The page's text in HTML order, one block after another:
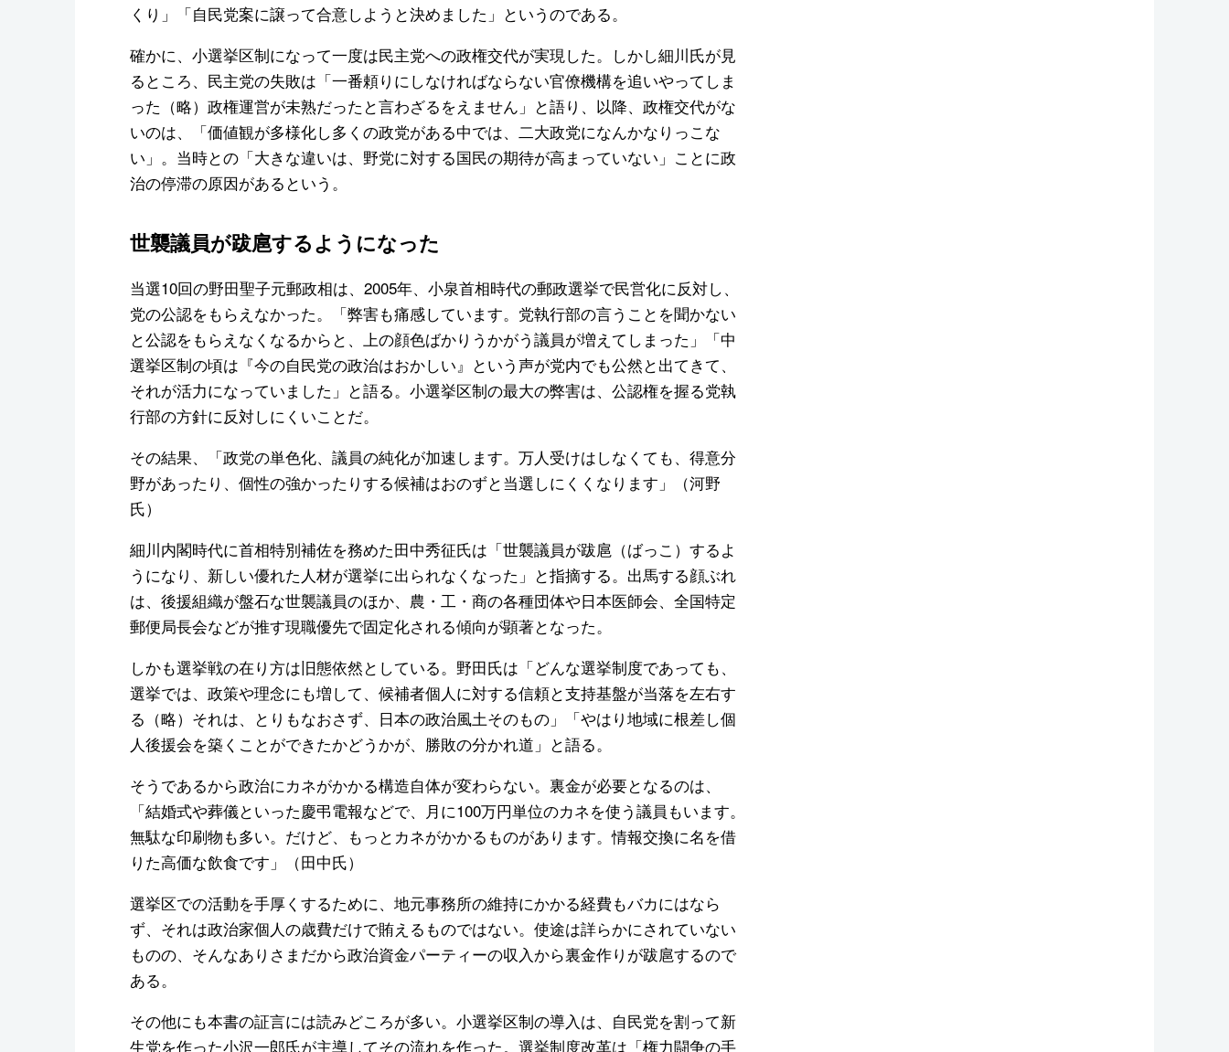
くり」「自民党案に譲って合意しようと決めました」というのである。
確かに、小選挙区制になって一度は民主党への政権交代が実現した。しかし細川氏が見
るところ、民主党の失敗は「一番頼りにしなければならない官僚機構を追いやってしま
った（略）政権運営が未熟だったと言わざるをえません」と語り、以降、政権交代がな
いのは、「価値観が多様化し多くの政党がある中では、二大政党になんかなりっこな
い」。当時との「大きな違いは、野党に対する国民の期待が高まっていない」ことに政
治の停滞の原因があるという。
世襲議員が跋扈するようになった
当選10回の野田聖子元郵政相は、2005年、小泉首相時代の郵政選挙で民営化に反対し、
党の公認をもらえなかった。「弊害も痛感しています。党執行部の言うことを聞かない
と公認をもらえなくなるからと、上の顔色ばかりうかがう議員が増えてしまった」「中
選挙区制の頃は『今の自民党の政治はおかしい』という声が党内でも公然と出てきて、
それが活力になっていました」と語る。小選挙区制の最大の弊害は、公認権を握る党執
行部の方針に反対しにくいことだ。
その結果、「政党の単色化、議員の純化が加速します。万人受けはしなくても、得意分
野があったり、個性の強かったりする候補はおのずと当選しにくくなります」（河野
氏）
細川内閣時代に首相特別補佐を務めた田中秀征氏は「世襲議員が跋扈（ばっこ）するよ
うになり、新しい優れた人材が選挙に出られなくなった」と指摘する。出馬する顔ぶれ
は、後援組織が盤石な世襲議員のほか、農・工・商の各種団体や日本医師会、全国特定
郵便局長会などが推す現職優先で固定化される傾向が顕著となった。
しかも選挙戦の在り方は旧態依然としている。野田氏は「どんな選挙制度であっても、
選挙では、政策や理念にも増して、候補者個人に対する信頼と支持基盤が当落を左右す
る（略）それは、とりもなおさず、日本の政治風土そのもの」「やはり地域に根差し個
人後援会を築くことができたかどうかが、勝敗の分かれ道」と語る。
そうであるから政治にカネがかかる構造自体が変わらない。裏金が必要となるのは、
「結婚式や葬儀といった慶弔電報などで、月に100万円単位のカネを使う議員もいます。
無駄な印刷物も多い。だけど、もっとカネがかかるものがあります。情報交換に名を借
りた高価な飲食です」（田中氏）
選挙区での活動を手厚くするために、地元事務所の維持にかかる経費もバカにはなら
ず、それは政治家個人の歳費だけで賄えるものではない。使途は詳らかにされていない
ものの、そんなありさまだから政治資金パーティーの収入から裏金作りが跋扈するので
ある。
その他にも本書の証言には読みどころが多い。小選挙区制の導入は、自民党を割って新
生党を作った小沢一郎氏が主導してその流れを作った。選挙制度改革は「権力闘争の手